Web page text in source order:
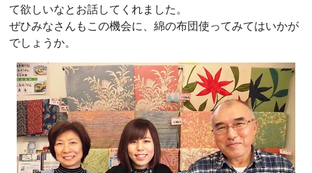
て欲しいなとお話してくれました。
ぜひみなさんもこの機会に、綿の布団使ってみてはいかが
でしょうか。